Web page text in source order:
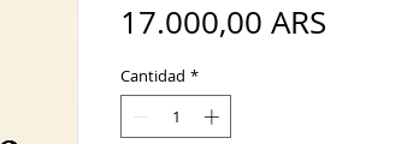
17.000,00 ARS
Cantidad *